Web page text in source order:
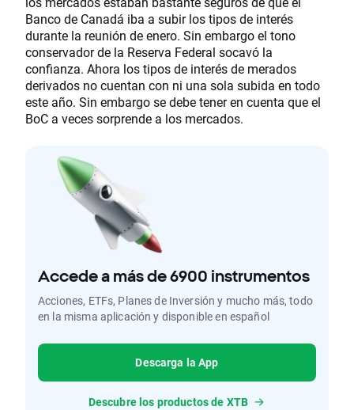
Banco de Canadá iba a subir los tipos de interés
durante la reunión de enero. Sin embargo el tono
conservador de la Reserva Federal socavó la
confianza. Ahora los tipos de interés de merados
derivados no cuentan con ni una sola subida en todo
este año. Sin embargo se debe tener en cuenta que el
BoC a veces sorprende a los mercados.
Accede a más de 6900 instrumentos
Acciones, ETFs, Planes de Inversión y mucho más, todo
en la misma aplicación y disponible en español
Descarga la App
Descubre los productos de XTB